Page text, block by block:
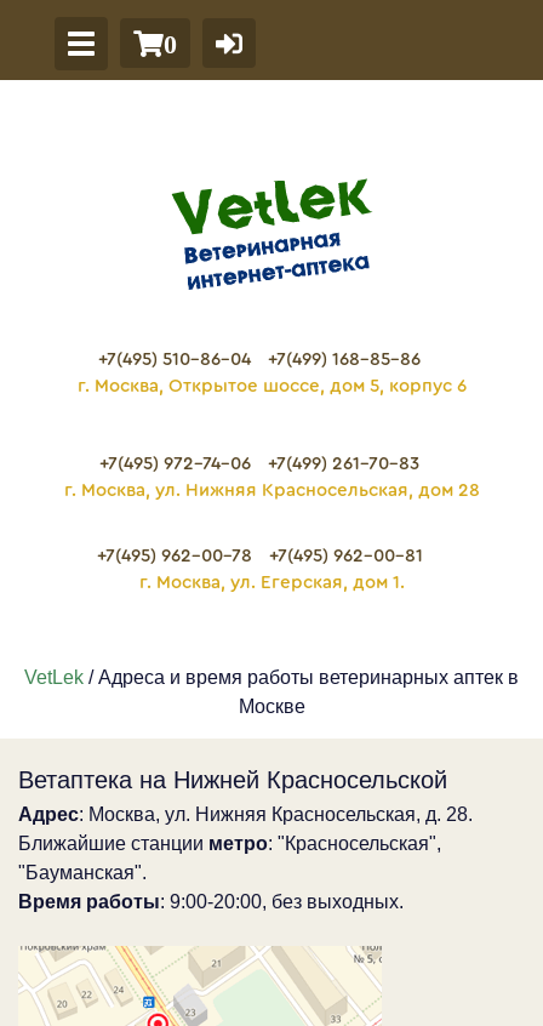
0
+7(495) 510-86-04
+7(499) 168-85-86
г. Москва, Открытое шоссе, дом 5, корпус 6
+7(495) 972-74-06
+7(499) 261-70-83
г. Москва, ул. Нижняя Красносельская, дом 28
+7(495) 962-00-78
+7(495) 962-00-81
г. Москва, ул. Егерская, дом 1.
VetLek / Адреса и время работы ветеринарных аптек в
Москве
Ветаптека на Нижней Красносельской
Адрес: Москва, ул. Нижняя Красносельская, д. 28.
Ближайшие станции метро: "Красносельская",
"Бауманская".
Время работы: 9:00-20:00, без выходных.